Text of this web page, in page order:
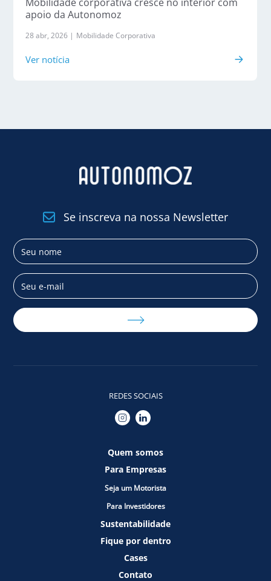
apoio da Autonomoz
28 abr, 2026 | Mobilidade Corporativa
Ver notícia
Se inscreva na nossa Newsletter
REDES SOCIAIS
Quem somos
Para Empresas
Seja um Motorista
Para Investidores
Sustentabilidade
Fique por dentro
Cases
Contato